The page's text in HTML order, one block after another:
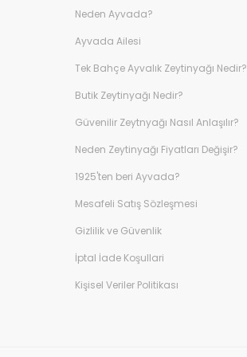
Neden Ayvada?
Ayvada Ailesi
Tek Bahçe Ayvalık Zeytinyağı Nedir?
Butik Zeytinyağı Nedir?
Güvenilir Zeytnyağı Nasıl Anlaşılır?
Neden Zeytinyağı Fiyatları Değişir?
1925'ten beri Ayvada?
Mesafeli Satış Sözleşmesi
Gizlilik ve Güvenlik
İptal İade Koşullari
Kişisel Veriler Politikası